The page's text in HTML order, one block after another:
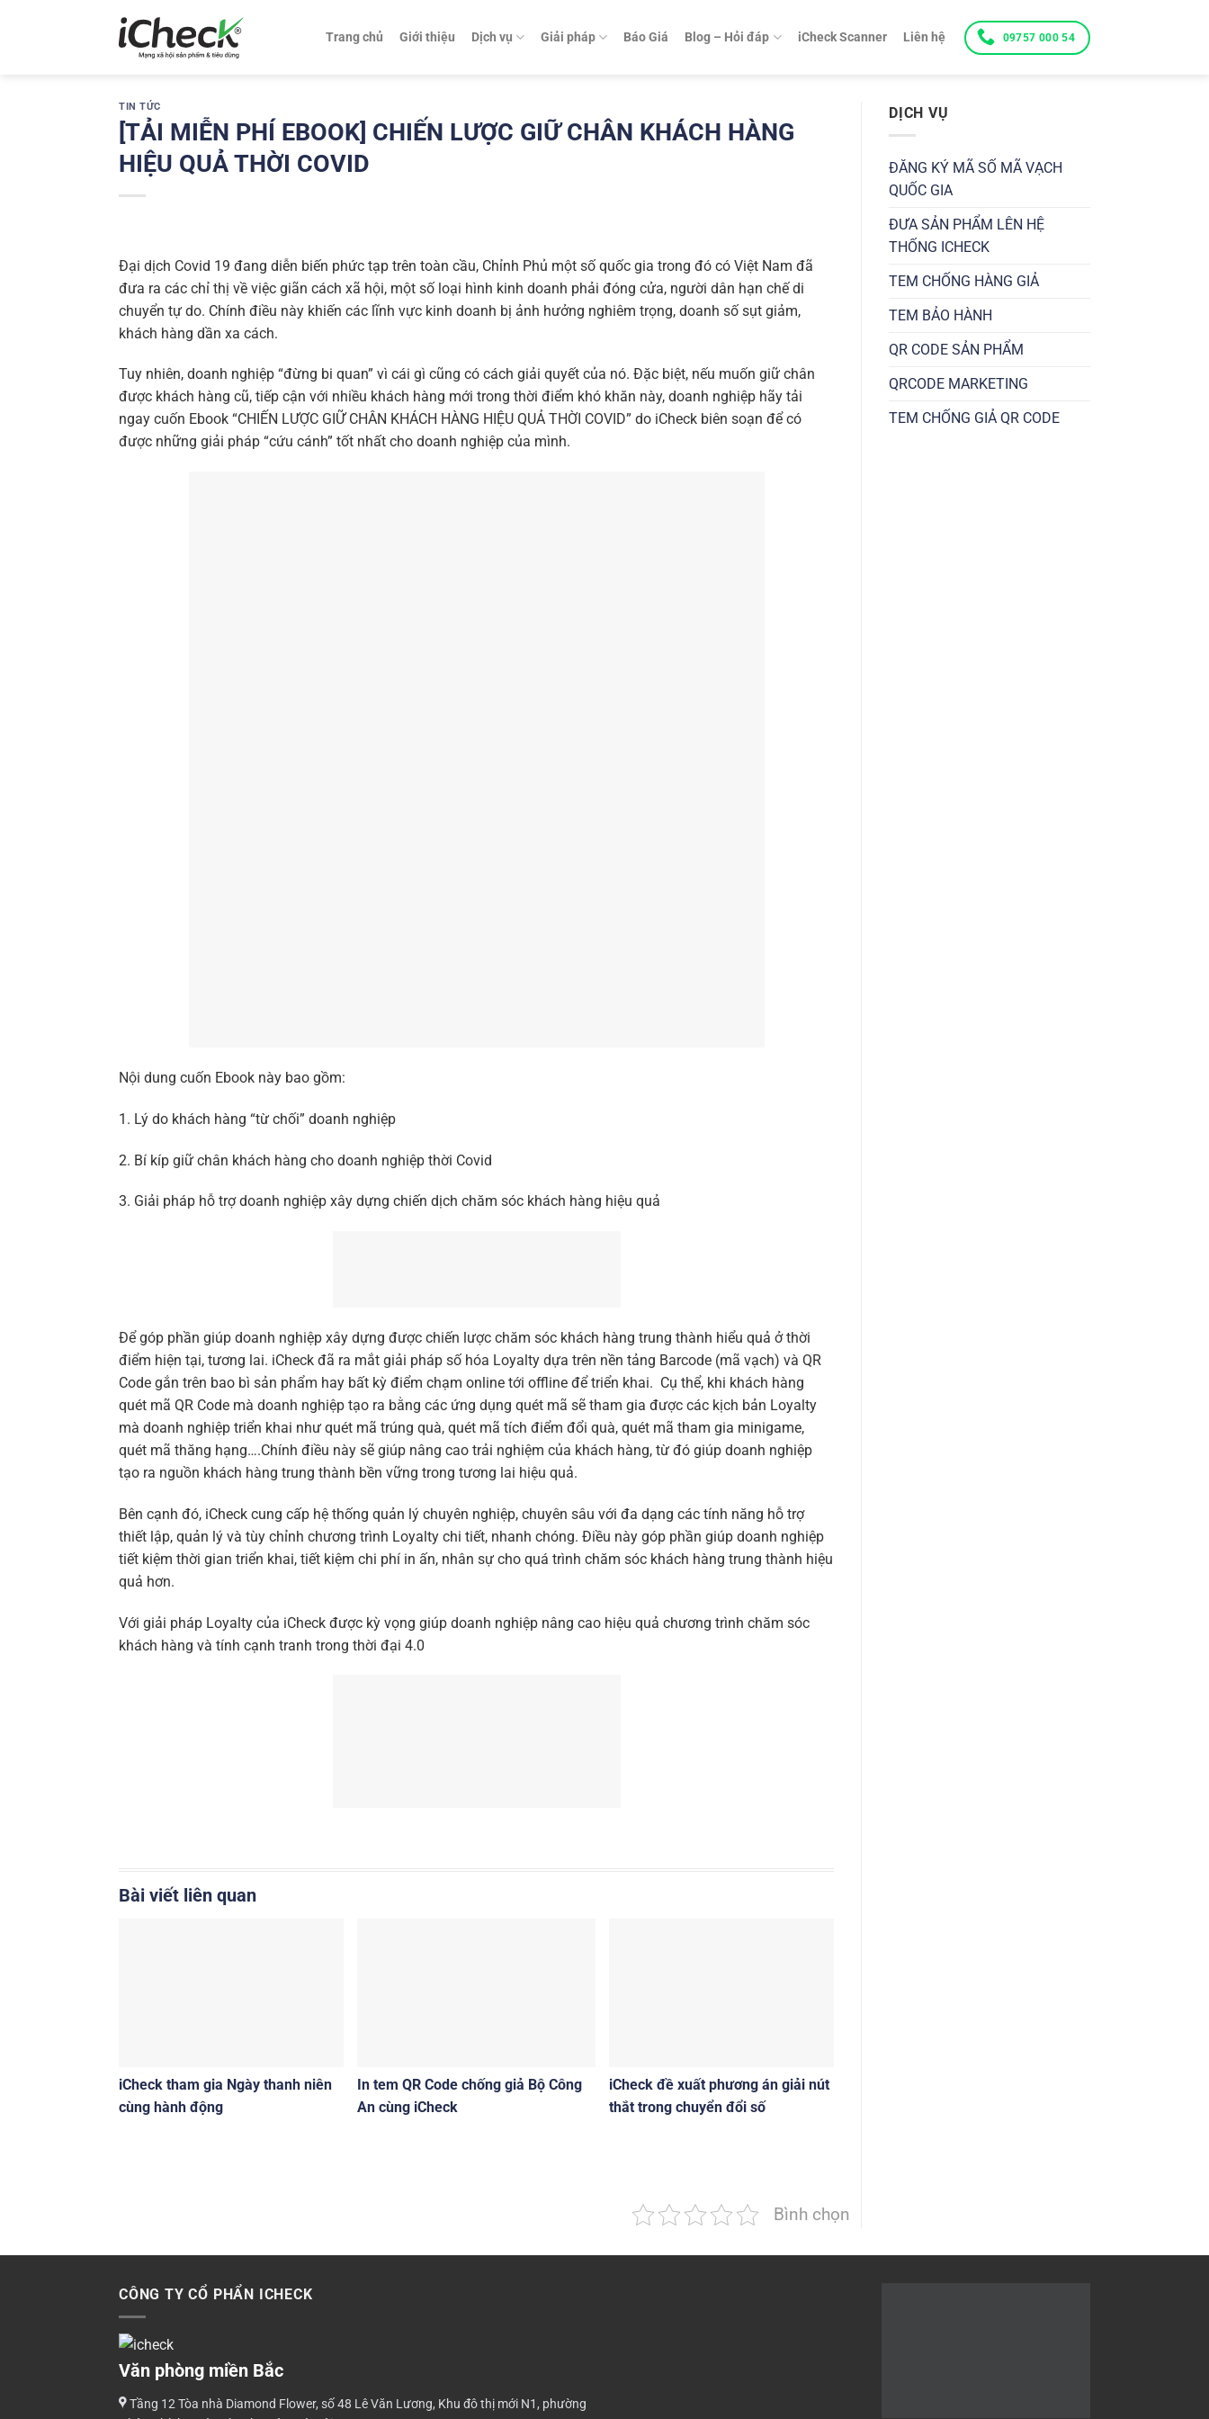
Trang chủ Giới thiệu Dịch vụ Giải pháp Báo Giá Blog – Hỏi đáp iCheck Scanner Liên hệ 09757 000 54
TIN TỨC
[TẢI MIỄN PHÍ EBOOK] CHIẾN LƯỢC GIỮ CHÂN KHÁCH HÀNG
HIỆU QUẢ THỜI COVID
Đại dịch Covid 19 đang diễn biến phức tạp trên toàn cầu, Chỉnh Phủ một số quốc gia trong đó có Việt Nam đã
đưa ra các chỉ thị về việc giãn cách xã hội, một số loại hình kinh doanh phải đóng cửa, người dân hạn chế di
chuyển tự do. Chính điều này khiến các lĩnh vực kinh doanh bị ảnh hưởng nghiêm trọng, doanh số sụt giảm,
khách hàng dần xa cách.
Tuy nhiên, doanh nghiệp “đừng bi quan” vì cái gì cũng có cách giải quyết của nó. Đặc biệt, nếu muốn giữ chân
được khách hàng cũ, tiếp cận với nhiều khách hàng mới trong thời điểm khó khăn này, doanh nghiệp hãy tải
ngay cuốn Ebook “CHIẾN LƯỢC GIỮ CHÂN KHÁCH HÀNG HIỆU QUẢ THỜI COVID” do iCheck biên soạn để có
được những giải pháp “cứu cánh” tốt nhất cho doanh nghiệp của mình.
Nội dung cuốn Ebook này bao gồm:
1. Lý do khách hàng “từ chối” doanh nghiệp
2. Bí kíp giữ chân khách hàng cho doanh nghiệp thời Covid
3. Giải pháp hỗ trợ doanh nghiệp xây dựng chiến dịch chăm sóc khách hàng hiệu quả
Để góp phần giúp doanh nghiệp xây dựng được chiến lược chăm sóc khách hàng trung thành hiểu quả ở thời
điểm hiện tại, tương lai. iCheck đã ra mắt giải pháp số hóa Loyalty dựa trên nền tảng Barcode (mã vạch) và QR
Code gắn trên bao bì sản phẩm hay bất kỳ điểm chạm online tới offline để triển khai. Cụ thể, khi khách hàng
quét mã QR Code mà doanh nghiệp tạo ra bằng các ứng dụng quét mã sẽ tham gia được các kịch bản Loyalty
mà doanh nghiệp triển khai như quét mã trúng quà, quét mã tích điểm đổi quà, quét mã tham gia minigame,
quét mã thăng hạng….Chính điều này sẽ giúp nâng cao trải nghiệm của khách hàng, từ đó giúp doanh nghiệp
tạo ra nguồn khách hàng trung thành bền vững trong tương lai hiệu quả.
Bên cạnh đó, iCheck cung cấp hệ thống quản lý chuyên nghiệp, chuyên sâu với đa dạng các tính năng hỗ trợ
thiết lập, quản lý và tùy chỉnh chương trình Loyalty chi tiết, nhanh chóng. Điều này góp phần giúp doanh nghiệp
tiết kiệm thời gian triển khai, tiết kiệm chi phí in ấn, nhân sự cho quá trình chăm sóc khách hàng trung thành hiệu
quả hơn.
Với giải pháp Loyalty của iCheck được kỳ vọng giúp doanh nghiệp nâng cao hiệu quả chương trình chăm sóc
khách hàng và tính cạnh tranh trong thời đại 4.0
Bài viết liên quan
iCheck tham gia Ngày thanh niên
cùng hành động
In tem QR Code chống giả Bộ Công
An cùng iCheck
iCheck đề xuất phương án giải nút
thắt trong chuyển đổi số
Bình chọn
DỊCH VỤ
ĐĂNG KÝ MÃ SỐ MÃ VẠCH
QUỐC GIA
ĐƯA SẢN PHẨM LÊN HỆ
THỐNG ICHECK
TEM CHỐNG HÀNG GIẢ
TEM BẢO HÀNH
QR CODE SẢN PHẨM
QRCODE MARKETING
TEM CHỐNG GIẢ QR CODE
CÔNG TY CỔ PHẨN ICHECK
Văn phòng miền Bắc
Tầng 12 Tòa nhà Diamond Flower, số 48 Lê Văn Lương, Khu đô thị mới N1, phường